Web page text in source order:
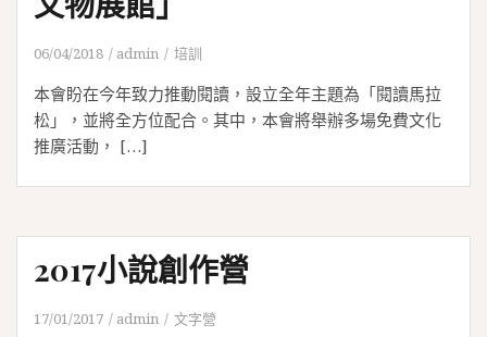
06/04/2018 admin 培訓
本會盼在今年致力推動閱讀，設立全年主題為「閱讀馬拉
松」，並將全方位配合。其中，本會將舉辦多場免費文化
推廣活動， […]
2017小說創作營
17/01/2017 admin 文字營